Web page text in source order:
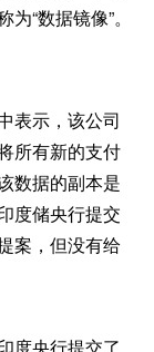
“数据镜像”。
表示，该公司
所有新的支付
数据的副本是
度储央行提交
案，但没有给